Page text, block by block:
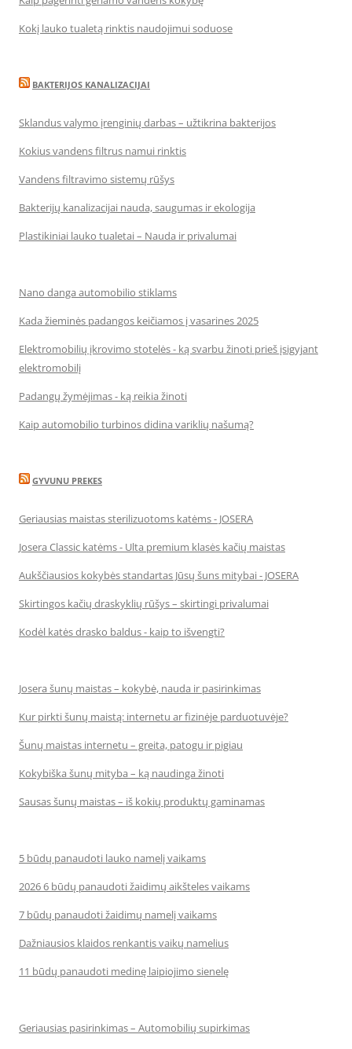
Kokį lauko tualetą rinktis naudojimui soduose
BAKTERIJOS KANALIZACIJAI
Sklandus valymo įrenginių darbas – užtikrina bakterijos
Kokius vandens filtrus namui rinktis
Vandens filtravimo sistemų rūšys
Bakterijų kanalizacijai nauda, saugumas ir ekologija
Plastikiniai lauko tualetai – Nauda ir privalumai
Nano danga automobilio stiklams
Kada žieminės padangos keičiamos į vasarines 2025
Elektromobilių įkrovimo stotelės - ką svarbu žinoti prieš įsigyjant
elektromobilį
Padangų žymėjimas - ką reikia žinoti
Kaip automobilio turbinos didina variklių našumą?
GYVUNU PREKES
Geriausias maistas sterilizuotoms katėms - JOSERA
Josera Classic katėms - Ulta premium klasės kačių maistas
Aukščiausios kokybės standartas Jūsų šuns mitybai - JOSERA
Skirtingos kačių draskyklių rūšys – skirtingi privalumai
Kodėl katės drasko baldus - kaip to išvengti?
Josera šunų maistas – kokybė, nauda ir pasirinkimas
Kur pirkti šunų maistą: internetu ar fizinėje parduotuvėje?
Šunų maistas internetu – greita, patogu ir pigiau
Kokybiška šunų mityba – ką naudinga žinoti
Sausas šunų maistas – iš kokių produktų gaminamas
5 būdų panaudoti lauko namelį vaikams
2026 6 būdų panaudoti žaidimų aikšteles vaikams
7 būdų panaudoti žaidimų namelį vaikams
Dažniausios klaidos renkantis vaikų namelius
11 būdų panaudoti medinę laipiojimo sienelę
Geriausias pasirinkimas – Automobilių supirkimas